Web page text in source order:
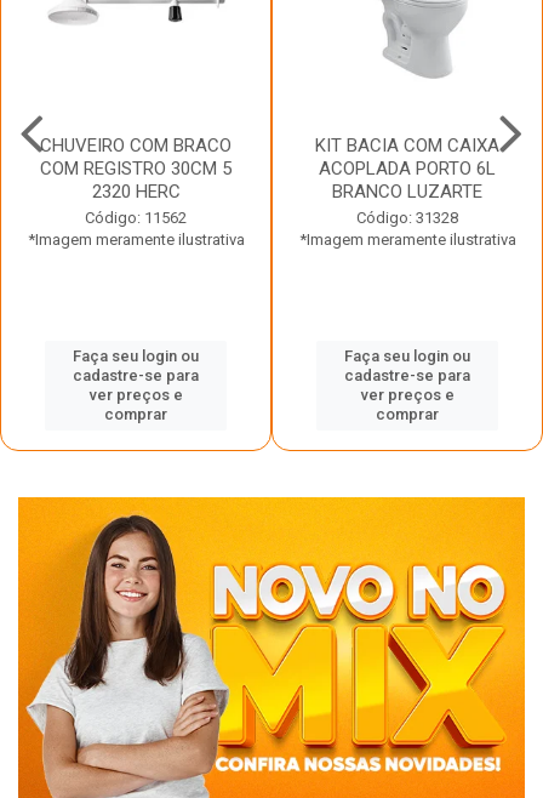
CHUVEIRO COM BRACO
COM REGISTRO 30CM 5
2320 HERC
Código: 11562
*Imagem meramente ilustrativa
Faça seu login ou
cadastre-se para
ver preços e
comprar
KIT BACIA COM CAIXA
ACOPLADA PORTO 6L
BRANCO LUZARTE
Código: 31328
*Imagem meramente ilustrativa
Faça seu login ou
cadastre-se para
ver preços e
comprar